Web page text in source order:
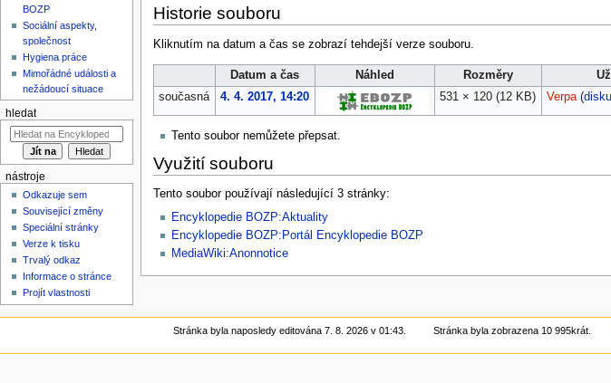
Historie souboru
Kliknutím na datum a čas se zobrazí tehdejší verze souboru.
Datum a čas Náhled Rozměry
současná
4. 4. 2017, 14:20 531 × 120 (12 KB) Verpa (
Tento soubor nemůžete přepsat.
Využití souboru
Tento soubor používají následující 3 stránky:
Encyklopedie BOZP:Aktuality
Encyklopedie BOZP:Portál Encyklopedie BOZP
MediaWiki:Anonnotice
BOZP
Sociální aspekty,
společnost
Hygiena práce
Mimořádné události a
nežádoucí situace
hledat
nástroje
Odkazuje sem
Související změny
Speciální stránky
Verze k tisku
Trvalý odkaz
Informace o stránce
Projít vlastnosti
Stránka byla naposledy editována 7. 8. 2026 v 01:43. Stránka byla zobrazena 10 995krát.